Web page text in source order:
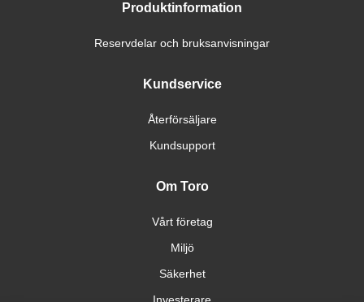
Produktinformation
Reservdelar och bruksanvisningar
Kundservice
Återförsäljare
Kundsupport
Om Toro
Vårt företag
Miljö
Säkerhet